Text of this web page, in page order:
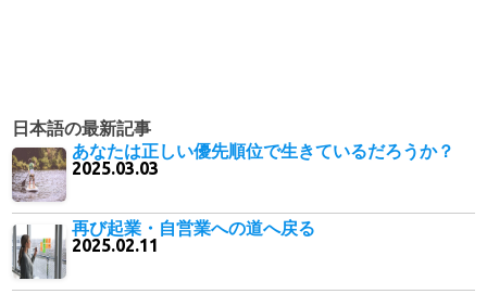
日本語の最新記事
あなたは正しい優先順位で生きているだろうか？
2025.03.03
再び起業・自営業への道へ戻る
2025.02.11